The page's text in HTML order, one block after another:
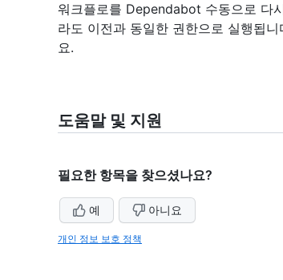
워크플로를 Dependabot 수동으로 다
라도 이전과 동일한 권한으로 실행됩
요.
도움말 및 지원
필요한 항목을 찾으셨나요?
예 아니요
개인 정보 보호 정책